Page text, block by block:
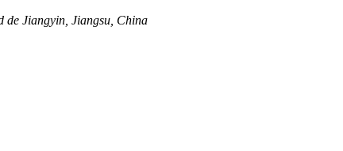
de Jiangyin, Jiangsu, China